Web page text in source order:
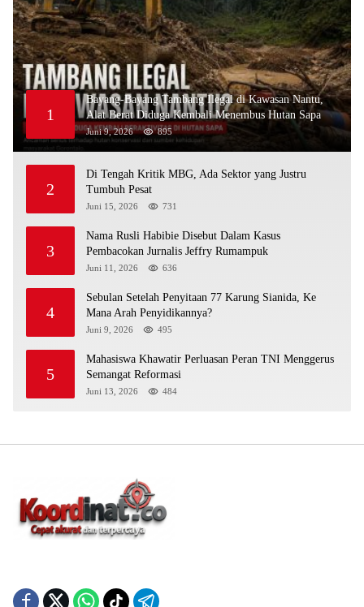
1
Bayang-Bayang Tambang Ilegal di Kawasan Nantu,
Alat Berat Diduga Kembali Menembus Hutan Sapa
Juni 9, 2026 895
2
Di Tengah Kritik MBG, Ada Sektor yang Justru
Tumbuh Pesat
Juni 15, 2026 731
3
Nama Rusli Habibie Disebut Dalam Kasus
Pembacokan Jurnalis Jeffry Rumampuk
Juni 11, 2026 636
4
Sebulan Setelah Penyitaan 77 Karung Sianida, Ke
Mana Arah Penyidikannya?
Juni 9, 2026 495
5
Mahasiswa Khawatir Perluasan Peran TNI Menggerus
Semangat Reformasi
Juni 13, 2026 484